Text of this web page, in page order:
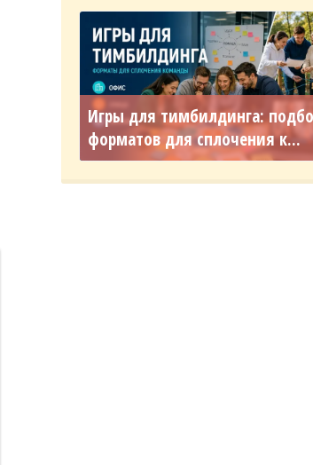
Игры для тимбилдинга:
форматов для сплочения к...